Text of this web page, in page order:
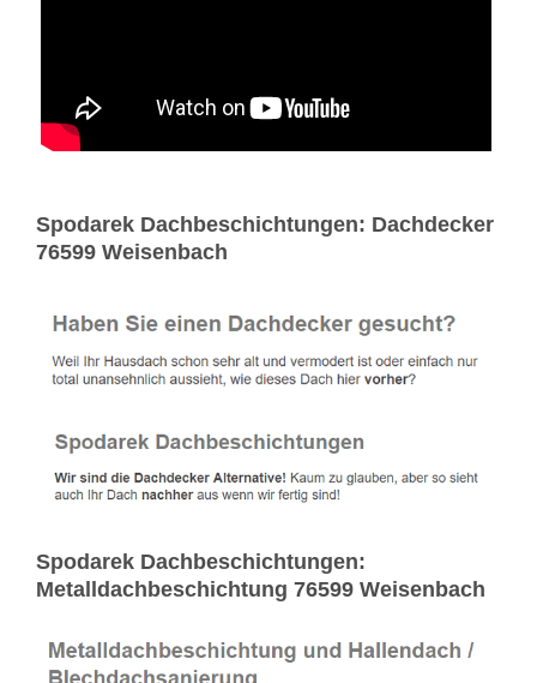
Spodarek Dachbeschichtungen: Dachdecker
76599 Weisenbach
Spodarek Dachbeschichtungen:
Metalldachbeschichtung 76599 Weisenbach